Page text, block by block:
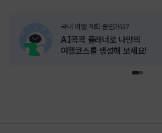
국내 여행 계획 중인가요?
AI콕콕 플래너로 나만의
여행코스를 생성해 보세요!